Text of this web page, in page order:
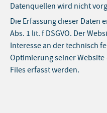
Datenquellen wird nicht
Die Erfassung dieser Daten
Abs. 1 lit. f DSGVO. Der
Interesse an der technisch
Optimierung seiner Website
Files erfasst werden.